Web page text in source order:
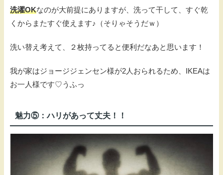
洗濯OKなのが大前提にありますが、洗って干して、すぐ乾
くからまたすぐ使えます♪（そりゃそうだｗ）
洗い替え考えて、２枚持ってると便利だなあと思います！
我が家はジョージジェンセン様が2人おられるため、IKEAは
お一人様です♡うふっ
魅力⑤：ハリがあって丈夫！！